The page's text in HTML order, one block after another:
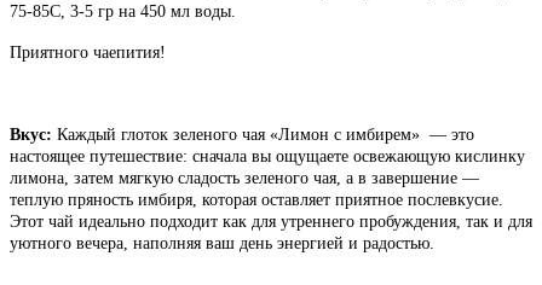
75-85C, 3-5 гр на 450 мл воды.
Приятного чаепития!
Вкус: Каждый глоток зеленого чая «Лимон с имбирем» — это
настоящее путешествие: сначала вы ощущаете освежающую кислинку
лимона, затем мягкую сладость зеленого чая, а в завершение —
теплую пряность имбиря, которая оставляет приятное послевкусие.
Этот чай идеально подходит как для утреннего пробуждения, так и для
уютного вечера, наполняя ваш день энергией и радостью.